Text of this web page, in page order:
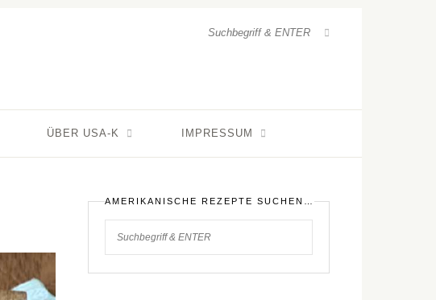
ÜBER USA-K IMPRESSUM
AMERIKANISCHE REZEPTE SUCHEN…